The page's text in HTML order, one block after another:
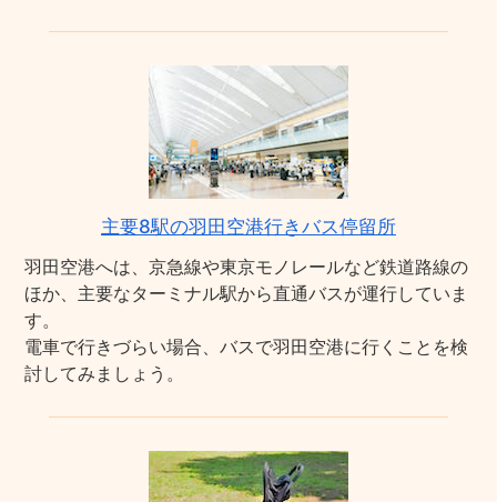
主要8駅の羽田空港行きバス停留所
羽田空港へは、京急線や東京モノレールなど鉄道路線の
ほか、主要なターミナル駅から直通バスが運行していま
す。
電車で行きづらい場合、バスで羽田空港に行くことを検
討してみましょう。